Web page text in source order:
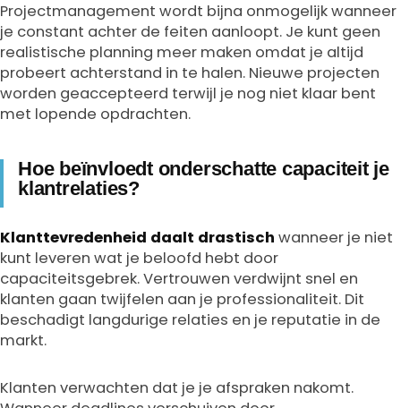
Projectmanagement wordt bijna onmogelijk wanneer
je constant achter de feiten aanloopt. Je kunt geen
realistische planning meer maken omdat je altijd
probeert achterstand in te halen. Nieuwe projecten
worden geaccepteerd terwijl je nog niet klaar bent
met lopende opdrachten.
Hoe beïnvloedt onderschatte capaciteit je
klantrelaties?
Klanttevredenheid daalt drastisch wanneer je niet
kunt leveren wat je beloofd hebt door
capaciteitsgebrek. Vertrouwen verdwijnt snel en
klanten gaan twijfelen aan je professionaliteit. Dit
beschadigt langdurige relaties en je reputatie in de
markt.
Klanten verwachten dat je je afspraken nakomt.